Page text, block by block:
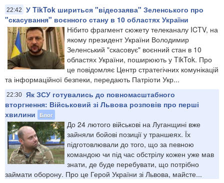
22:42
У TikTok шириться "відеозаява" Зеленського про
"скасування" воєнного стану в 10 областях України
Нібито фрагмент сюжету телеканалу ICTV, на
якому президент України Володимир
Зеленський "скасовує" воєнний стан в 10
областях України, поширюють у TikTok. Про
це повідомляє Центр стратегічних комунікацій
та інформаційної безпеки, передають Патріоти Укр...
22:30 Як ЗСУ готувались до повномасштабного
вторгнення: Військовий зі Львова розповів про перші
хвилини
Блог
До 24 лютого військові на Луганщині вже
зайняли бойові позиції у траншеях. Їх
підготовлювали до того, що за певною
командою чи під час обстрілу кожен уже мав
знати, де буде перебувати, що потрібно
займати оборону. Про це Герой України зі Львова, майсте...